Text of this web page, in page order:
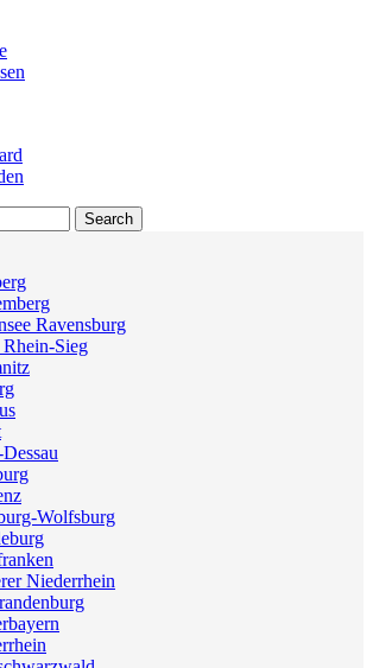
Ravensburg
Sieg
Wolfsburg
Niederrhein